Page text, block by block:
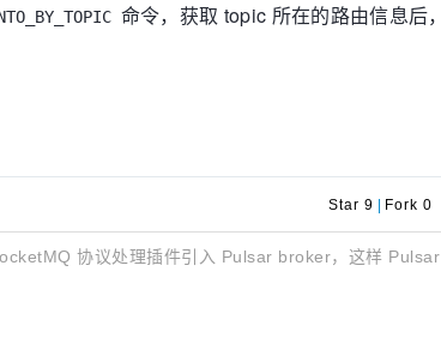
命令，获取 topic 所在的路由信息后，
Star 9 Fork 0
协议处理插件引入 Pulsar broker，这样 Pulsar